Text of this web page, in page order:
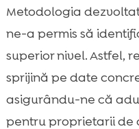
Metodologia
ne-a permis să
superior nivel. Astfel,
sprijină pe date
asigurându-ne că
pentru proprietarii de